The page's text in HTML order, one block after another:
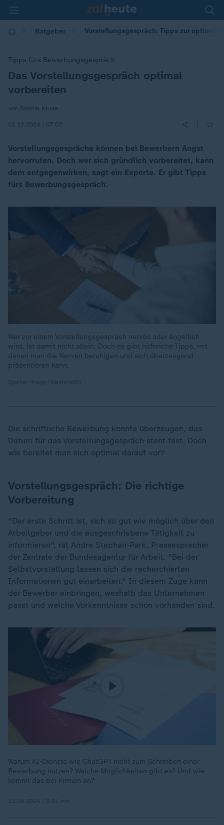
Ratgeber Vorstellungsgespräch: Tipps zur
Tipps fürs Bewerbungsgespräch
:Das Vorstellungsgespräch optimal
vorbereiten
von Bonnie Kruse
02.12.2024 | 07:02
Vorstellungsgespräche können bei Bewerbern Angst
hervorrufen. Doch wer sich gründlich vorbereitet, kann
dem entgegenwirken, sagt ein Experte. Er gibt Tipps
fürs Bewerbungsgespräch.
Wer vor einem Vorstellungsgespräch nervös oder ängstlich
wird, ist damit nicht allein. Doch es gibt hilfreiche Tipps, mit
denen man die Nerven beruhigen und sich überzeugend
präsentieren kann.
Die schriftliche Bewerbung konnte überzeugen, das
Datum für das Vorstellungsgespräch steht fest. Doch
wie bereitet man sich optimal darauf vor?
Vorstellungsgespräch: Die richtige
Vorbereitung
"Der erste Schritt ist, sich so gut wie möglich über den
Arbeitgeber und die ausgeschriebene Tätigkeit zu
informieren", rät Andre Stephan-Park, Pressesprecher
der Zentrale der Bundesagentur für Arbeit. "Bei der
Selbstvorstellung lassen sich die recherchierten
Informationen gut einarbeiten." In diesem Zuge kann
der Bewerber einbringen, weshalb das Unternehmen
passt und welche Vorkenntnisse schon vorhanden sind.
Warum KI-Dienste wie ChatGPT nicht zum Schreiben einer
Bewerbung nutzen? Welche Möglichkeiten gibt es? Und wie
kommt das bei Firmen an?